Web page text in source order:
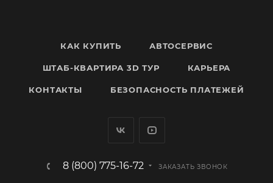
КАК КУПИТЬ АВТОСЕРВИС
ШТАБ-КВАРТИРА 3D ТУР КАРЬЕРА
КОНТАКТЫ БЕЗОПАСНОСТЬ ПЛАТЕЖЕЙ
8 (800) 775-16-72 ЗАКАЗАТЬ ЗВОНОК